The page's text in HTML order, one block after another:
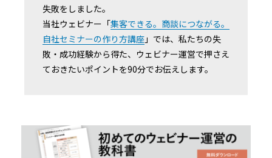
失敗をしました。
当社ウェビナー「集客できる。商談につながる。
自社セミナーの作り方講座 」では、私たちの失
敗・成功経験から得た、ウェビナー運営で押さえ
ておきたいポイントを90分でお伝えします。